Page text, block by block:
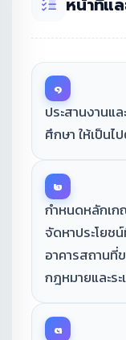
๑
ประสานงานแ
ศึกษา ให้เป็น
๒
กำหนดหลักเก
จัดหาประโยช
อาคารสถานที่
กฎหมายและร
๓